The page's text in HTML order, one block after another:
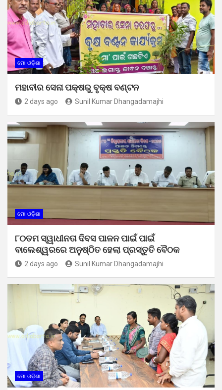
ମୋ ଓଡ଼ିଶା
ମହାବୀର ସେନା ପକ୍ଷରୁ ବୃକ୍ଷ ବଣ୍ଟନ
2 days ago Sunil Kumar Dhangadamajhi
ମୋ ଓଡ଼ିଶା
୮୦ତମ ସ୍ୱାଧୀନତା ଦିବସ ପାଳନ ପାଇଁ ପାଇଁ
ବାଲେଶ୍ୱରରେ ଅନୁଷ୍ଠିତ ହେଲା ପ୍ରସ୍ତୁତି ବୈଠକ
2 days ago Sunil Kumar Dhangadamajhi
ମୋ ଓଡ଼ିଶା